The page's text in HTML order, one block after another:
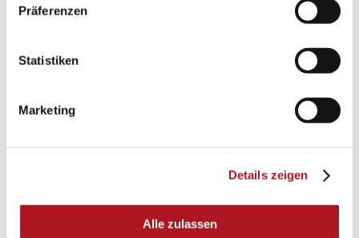
Präferenzen
Statistiken
Marketing
Details zeigen
Alle zulassen